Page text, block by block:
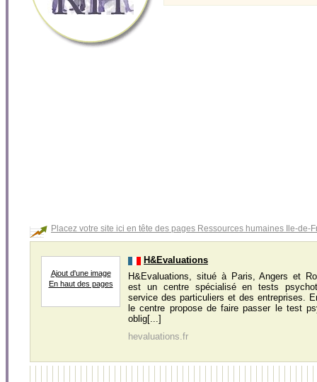
Placez votre site ici en tête des pages Ressources humaines Ile-de-
Ajout d'une image
En haut des pages
H&Evaluations
H&Evaluations, situé à Paris, Angers et
est un centre spécialisé en tests
service des particuliers et des entreprises.
le centre propose de faire passer le test
oblig[...]
hevaluations.fr